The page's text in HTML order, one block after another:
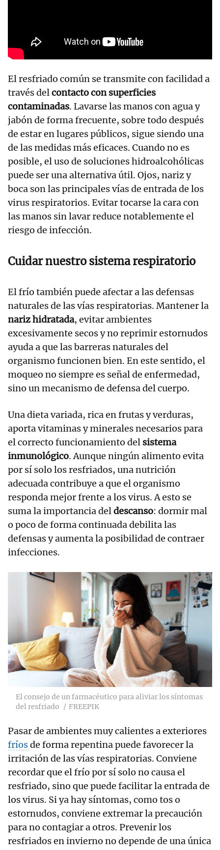
El resfriado común se transmite con facilidad a
través delcontacto con superficies
contaminadas. Lavarse las manos con agua y
jabón de forma frecuente, sobre todo después
de estar en lugares públicos, sigue siendo una
de las medidas más eficaces. Cuando no es
posible, el uso de soluciones hidroalcohólicas
puede ser una alternativa útil. Ojos, nariz y
boca son las principales vías de entrada de los
virus respiratorios. Evitar tocarse la cara con
las manos sin lavar reduce notablemente el
riesgo de infección.
Cuidar nuestro sistema respiratorio
El frío también puede afectar a las defensas
naturales de las vías respiratorias. Mantener la
nariz hidratada, evitar ambientes
excesivamente secos y no reprimir estornudos
ayuda a que las barreras naturales del
organismo funcionen bien. En este sentido, el
moqueo no siempre es señal de enfermedad,
sino un mecanismo de defensa del cuerpo.
Una dieta variada, rica en frutas y verduras,
aporta vitaminas y minerales necesarios para
el correcto funcionamiento del sistema
inmunológico. Aunque ningún alimento evita
por sí solo los resfriados, una nutrición
adecuada contribuye a que el organismo
responda mejor frente a los virus. A esto se
suma la importancia deldescanso: dormir mal
o poco de forma continuada debilita las
defensas y aumenta la posibilidad de contraer
infecciones.
El consejo de un farmacéutico para aliviar los síntomas
del resfriado
FREEPIK
Pasar de ambientes muy calientes a exteriores
fríosde forma repentina puede favorecer la
irritación de las vías respiratorias. Conviene
recordar que el frío por sí solo no causa el
resfriado, sino que puede facilitar la entrada de
los virus. Si ya hay síntomas, como tos o
estornudos, conviene extremar la precaución
para no contagiar a otros. Prevenir los
resfriados en invierno no depende de una única